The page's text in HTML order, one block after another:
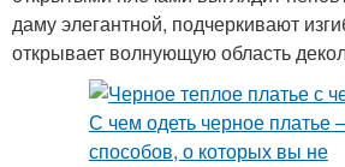
даму элегантной, подчеркивают
открывает волнующую область